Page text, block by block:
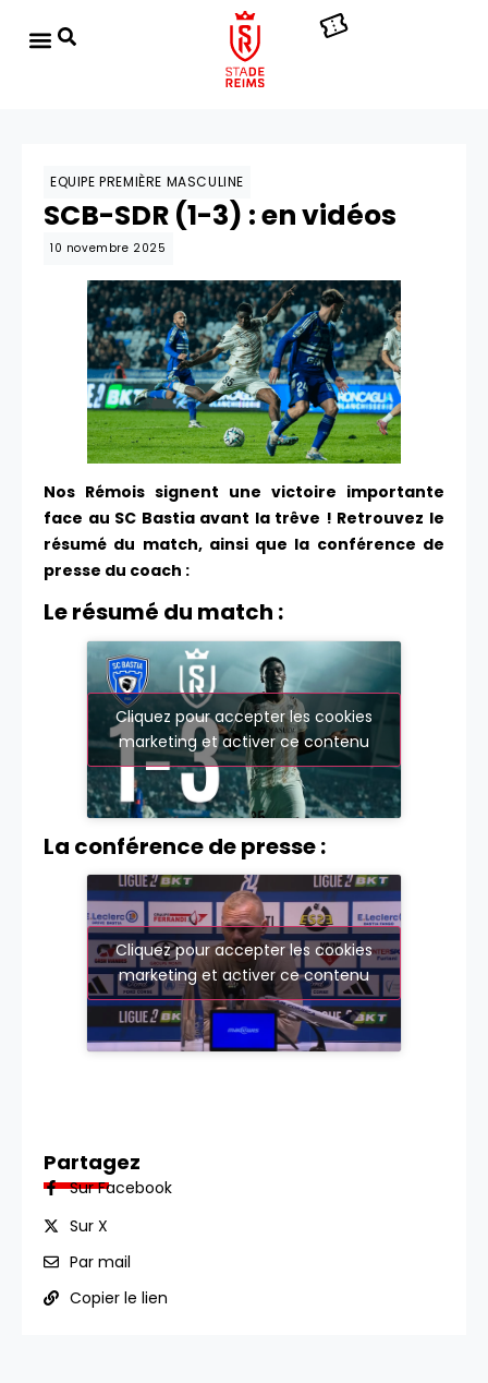
EQUIPE PREMIÈRE MASCULINE
SCB-SDR (1-3) : en vidéos
10 novembre 2025
Nos Rémois signent une victoire importante
face au SC Bastia avant la trêve ! Retrouvez le
résumé du match, ainsi que la conférence de
presse du coach :
Le résumé du match :
Cliquez pour accepter les cookies
marketing et activer ce contenu
La conférence de presse :
Cliquez pour accepter les cookies
marketing et activer ce contenu
Partagez
Sur Facebook
Sur X
Par mail
Copier le lien